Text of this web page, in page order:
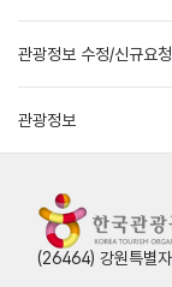
관광정보 수정/신규요청
관광정보
(26464) 강원특별